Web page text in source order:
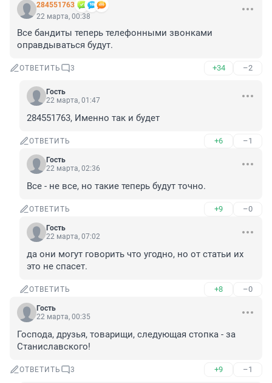
284551763
22 марта, 00:38
Все бандиты теперь телефонными звонками
оправдываться будут.
ОТВЕТИТЬ 3 +34 –2
Гость
22 марта, 01:47
284551763, Именно так и будет
ОТВЕТИТЬ +6 –1
Гость
22 марта, 02:36
Все - не все, но такие теперь будут точно.
ОТВЕТИТЬ +9 –0
Гость
22 марта, 07:02
да они могут говорить что угодно, но от статьи их
это не спасет.
ОТВЕТИТЬ +8 –0
Гость
22 марта, 00:35
Господа, друзья, товарищи, следующая стопка - за
Станиславского!
ОТВЕТИТЬ 3 +9 –1